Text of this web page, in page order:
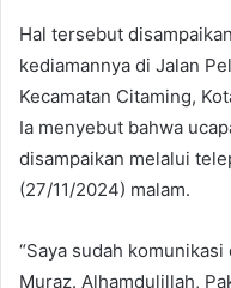
Hal tersebut
kediamannya di Jalan
Kecamatan Citaming,
Ia menyebut bahwa
disampaikan melalui
(27/11/2024) malam.
“Saya sudah
Muraz. Alhamdulillah,